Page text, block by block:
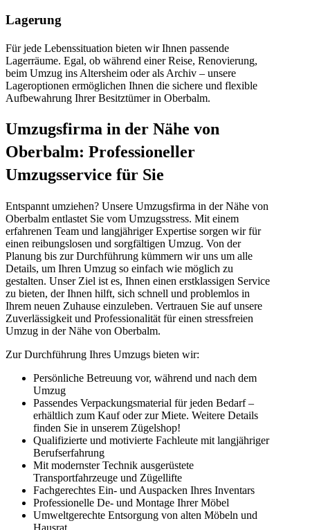
Lagerung
Für jede Lebenssituation bieten wir Ihnen passende
Lagerräume. Egal, ob während einer Reise, Renovierung,
beim Umzug ins Altersheim oder als Archiv – unsere
Lageroptionen ermöglichen Ihnen die sichere und flexible
Aufbewahrung Ihrer Besitztümer in Oberbalm.
Umzugsfirma in der Nähe von
Oberbalm: Professioneller
Umzugsservice für Sie
Entspannt umziehen? Unsere Umzugsfirma in der Nähe von
Oberbalm entlastet Sie vom Umzugsstress. Mit einem
erfahrenen Team und langjähriger Expertise sorgen wir für
einen reibungslosen und sorgfältigen Umzug. Von der
Planung bis zur Durchführung kümmern wir uns um alle
Details, um Ihren Umzug so einfach wie möglich zu
gestalten. Unser Ziel ist es, Ihnen einen erstklassigen Service
zu bieten, der Ihnen hilft, sich schnell und problemlos in
Ihrem neuen Zuhause einzuleben. Vertrauen Sie auf unsere
Zuverlässigkeit und Professionalität für einen stressfreien
Umzug in der Nähe von Oberbalm.
Zur Durchführung Ihres Umzugs bieten wir:
Persönliche Betreuung vor, während und nach dem
Umzug
Passendes Verpackungsmaterial für jeden Bedarf –
erhältlich zum Kauf oder zur Miete. Weitere Details
finden Sie in unserem Zügelshop!
Qualifizierte und motivierte Fachleute mit langjähriger
Berufserfahrung
Mit modernster Technik ausgerüstete
Transportfahrzeuge und Zügellifte
Fachgerechtes Ein- und Auspacken Ihres Inventars
Professionelle De- und Montage Ihrer Möbel
Umweltgerechte Entsorgung von alten Möbeln und